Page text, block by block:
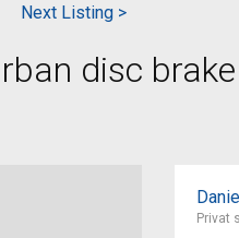
Next Listing >
disc
Privat